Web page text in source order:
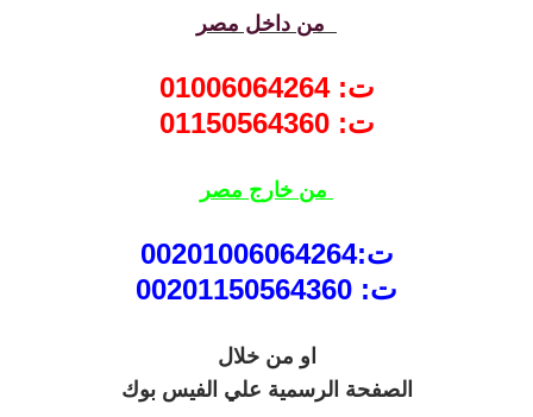
من داخل مصر
ت: 01006064264
ت: 01150564360
من خارج مصر
ت:00201006064264
ت: 00201150564360
او من خلال
الصفحة الرسمية علي الفيس بوك